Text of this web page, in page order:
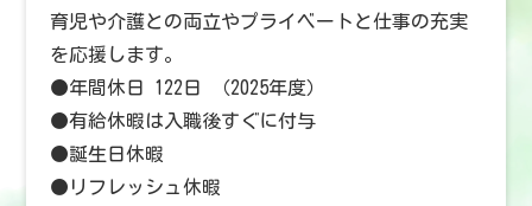
育児や介護との両立やプライベートと仕事の充実
を応援します。
●年間休日 122日 （2025年度）
●有給休暇は入職後すぐに付与
●誕生日休暇
●リフレッシュ休暇